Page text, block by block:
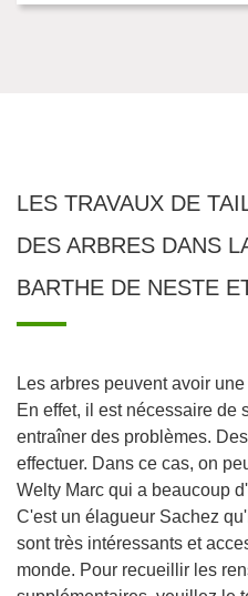
LES TRAVAUX DE
DES ARBRES DANS
BARTHE DE NESTE
Les arbres peuvent avoir
En effet, il est nécessaire de
entraîner des problèmes.
effectuer. Dans ce cas, on
Welty Marc qui a beaucoup
C'est un élagueur Sachez
sont très intéressants et
monde. Pour recueillir les